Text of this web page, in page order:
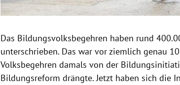
Das Bildungsvolksbegehren haben rund
unterschrieben. Das war vor ziemlich genau
Volksbegehren damals von der
Bildungsreform drängte. Jetzt haben sich die